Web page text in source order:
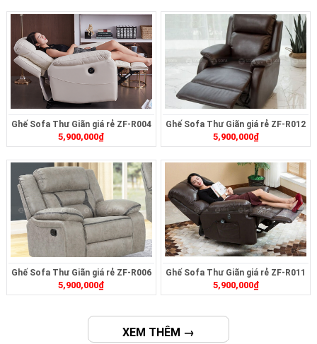
Ghế Sofa Thư Giãn giá rẻ ZF-R004
5,900,000₫
Ghế Sofa Thư Giãn giá rẻ ZF-R012
5,900,000₫
Ghế Sofa Thư Giãn giá rẻ ZF-R006
5,900,000₫
Ghế Sofa Thư Giãn giá rẻ ZF-R011
5,900,000₫
XEM THÊM →